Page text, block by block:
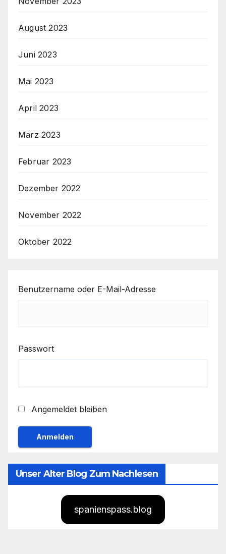
August 2023
Juni 2023
Mai 2023
April 2023
März 2023
Februar 2023
Dezember 2022
November 2022
Oktober 2022
Benutzername oder E-Mail-Adresse
Passwort
Angemeldet bleiben
Unser Alter Blog Zum Nachlesen
spanienspass.blog